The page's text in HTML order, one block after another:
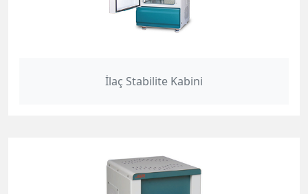
İlaç Stabilite Kabini